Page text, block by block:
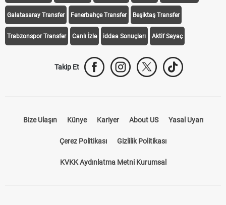
Galatasaray Transfer Fenerbahçe Transfer Beşiktaş Transfer
Trabzonspor Transfer Canlı İzle iddaa Sonuçları Aktif Sayaç
Takip Et
Bize Ulaşın Künye Kariyer About US Yasal Uyarı
Çerez Politikası Gizlilik Politikası
KVKK Aydınlatma Metni Kurumsal